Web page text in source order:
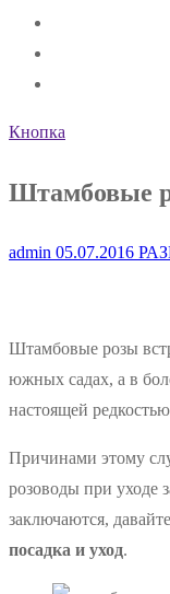
Кнопка
Штамбовые
admin 05.07.2016
Штамбовые розы
южных садах, а в
настоящей
Причинами этому
розоводы при уходе
заключаются,
посадка и уход.